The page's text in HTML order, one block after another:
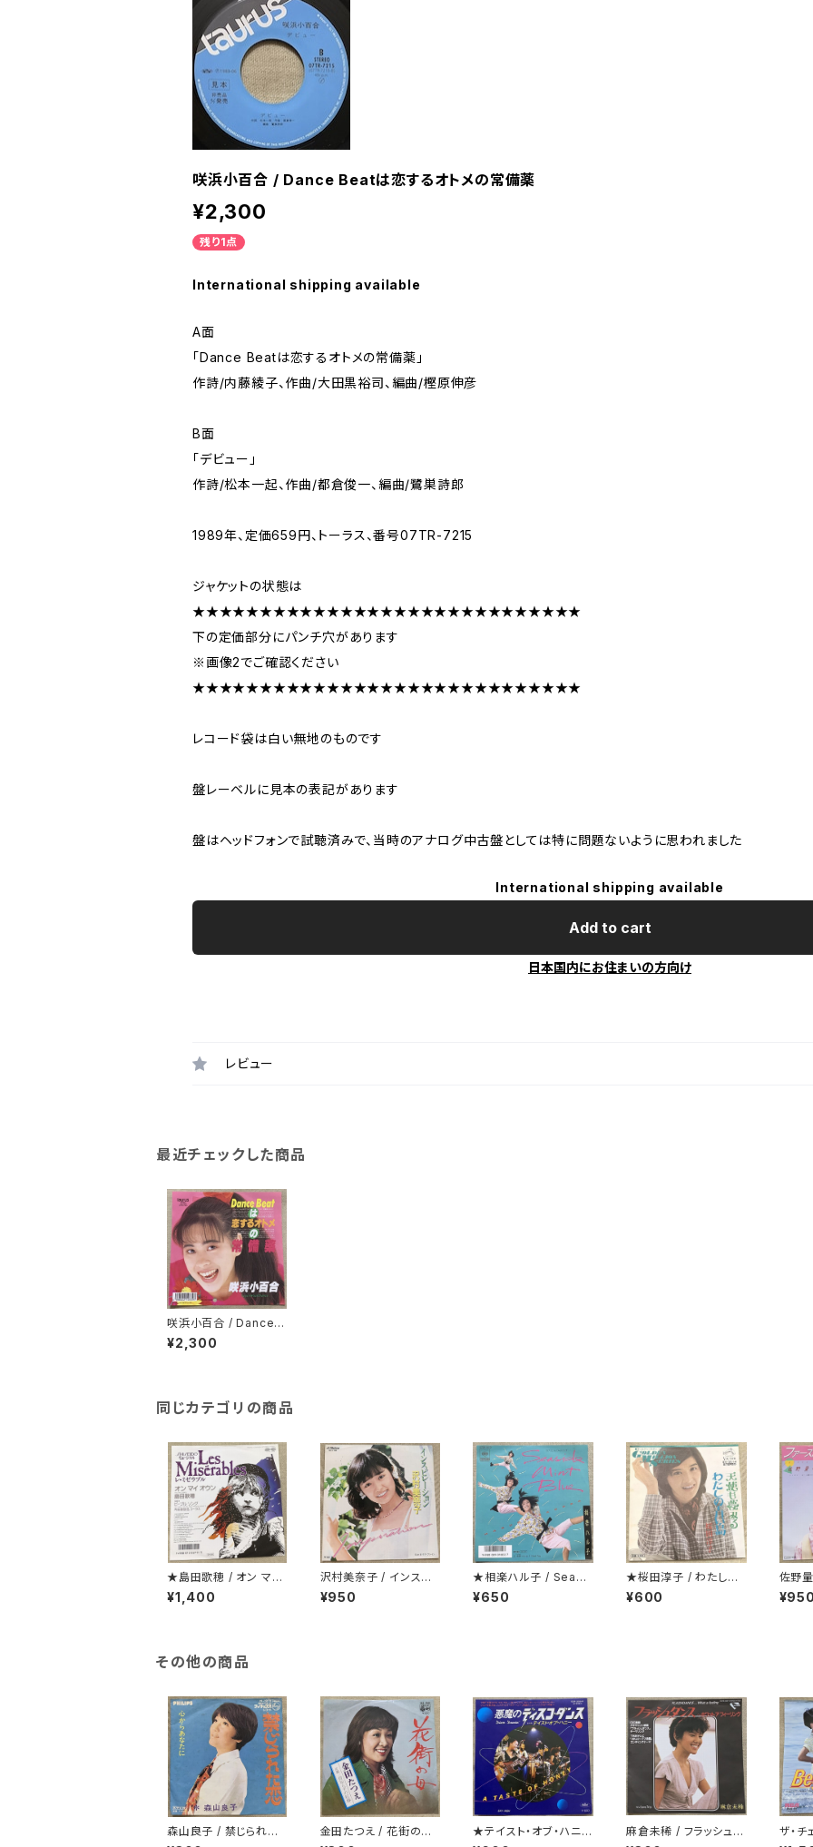
咲浜小百合 / Dance Beatは恋するオトメの常備薬
¥2,300
残り1点
International shipping available
A面
「Dance Beatは恋するオトメの常備薬」
作詩/内藤綾子、作曲/大田黒裕司、編曲/樫原伸彦
B面
「デビュー」
作詩/松本一起、作曲/都倉俊一、編曲/鷺巣詩郎
1989年、定価659円、トーラス、番号07TR-7215
ジャケットの状態は
★★★★★★★★★★★★★★★★★★★★★★★★★★★★★
下の定価部分にパンチ穴があります
※画像2でご確認ください
★★★★★★★★★★★★★★★★★★★★★★★★★★★★★
レコード袋は白い無地のものです
盤レーベルに見本の表記があります
盤はヘッドフォンで試聴済みで、当時のアナログ中古盤としては特に問題ないように思われました
International shipping available
Add to cart
日本国内にお住まいの方向け
レビュー
最近チェックした商品
咲浜小百合 / Dance B
eatは恋するオトメの常
備薬
¥2,300
同じカテゴリの商品
★島田歌穂 / オン マイ
オウン
¥1,400
沢村美奈子 / インスピ
レーション
¥950
★相楽ハル子 / Seasi
de Mint Blue
¥650
★桜田淳子 / わたしの
青い鳥 カップリング盤
¥600
佐野
レター
その他の商品
森山良子 / 禁じられた
金田たつえ / 花街の母
★テイスト・オブ・ハニー
麻倉未稀 / フラッシュダ
ザ・